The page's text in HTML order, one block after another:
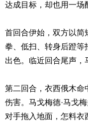
达成目标，却也用一场
首回合伊始，双方以简
拳、低扫、转身后蹬等
出色。临近回合尾声，
第二回合，衣西俄木命
伤害。马戈梅德·马戈
对手拖入地面，怎料